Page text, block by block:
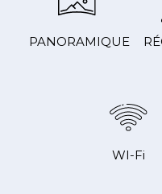
PANORAMIQUE
WI-Fi